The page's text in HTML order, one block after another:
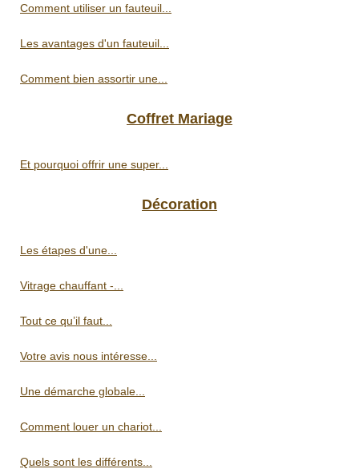
Comment utiliser un fauteuil...
Les avantages d'un fauteuil...
Comment bien assortir une...
Coffret Mariage
Et pourquoi offrir une super...
Décoration
Les étapes d'une...
Vitrage chauffant -...
Tout ce qu’il faut...
Votre avis nous intéresse...
Une démarche globale...
Comment louer un chariot...
Quels sont les différents...